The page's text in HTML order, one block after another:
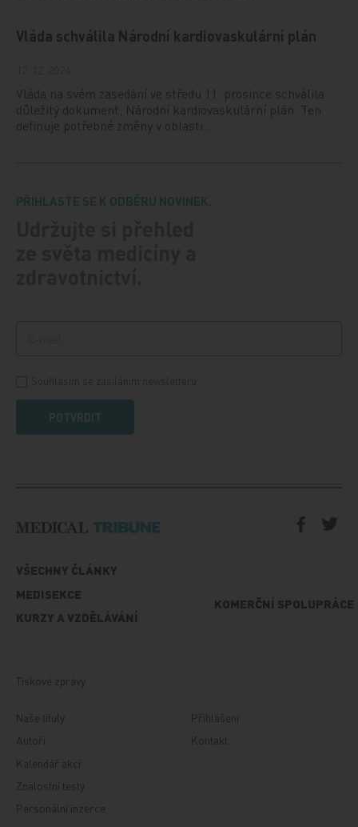
Vláda schválila Národní kardiovaskulární plán
Vláda na svém zasedání ve středu 11. prosince schválila
důležitý dokument, Národní kardiovaskulární plán. Ten
definuje potřebné změny v oblasti…
PŘIHLASTE SE K ODBĚRU NOVINEK.
POTVRDIT
VŠECHNY ČLÁNKY
MEDISEKCE
KURZY A VZDĚLÁVÁNÍ
KOMERČNÍ SPOLUPRÁCE
Tiskové zprávy
Naše tituly
Autoři
Kalendář akcí
Znalostní testy
Personální inzerce
Přihlášení
Kontakt